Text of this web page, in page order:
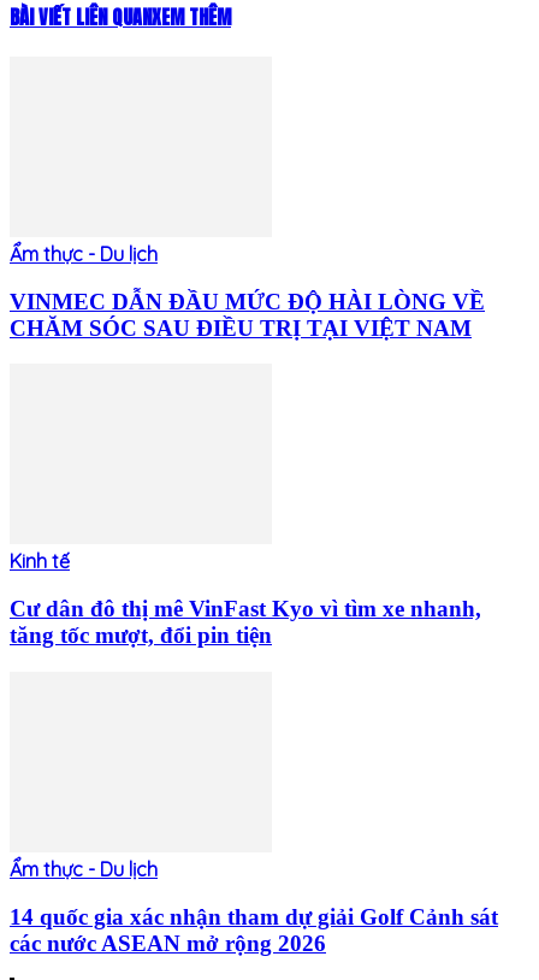
BÀI VIẾT LIÊN QUANXEM THÊM
Ẩm thực - Du lịch
VINMEC DẪN ĐẦU MỨC ĐỘ HÀI LÒNG VỀ
CHĂM SÓC SAU ĐIỀU TRỊ TẠI VIỆT NAM
Kinh tế
Cư dân đô thị mê VinFast Kyo vì tìm xe nhanh,
tăng tốc mượt, đổi pin tiện
Ẩm thực - Du lịch
14 quốc gia xác nhận tham dự giải Golf Cảnh sát
các nước ASEAN mở rộng 2026